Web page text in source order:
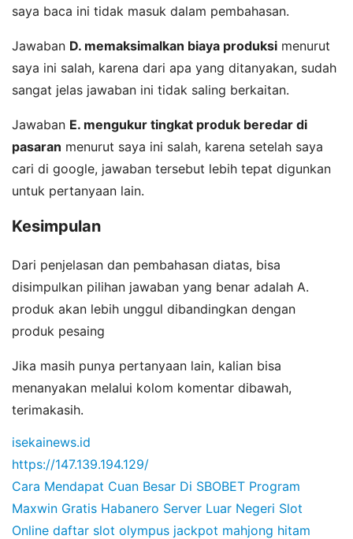
saya baca ini tidak masuk dalam pembahasan.
Jawaban D. memaksimalkan biaya produksi menurut
saya ini salah, karena dari apa yang ditanyakan, sudah
sangat jelas jawaban ini tidak saling berkaitan.
Jawaban E. mengukur tingkat produk beredar di
pasaran menurut saya ini salah, karena setelah saya
cari di google, jawaban tersebut lebih tepat digunkan
untuk pertanyaan lain.
Kesimpulan
Dari penjelasan dan pembahasan diatas, bisa
disimpulkan pilihan jawaban yang benar adalah A.
produk akan lebih unggul dibandingkan dengan
produk pesaing
Jika masih punya pertanyaan lain, kalian bisa
menanyakan melalui kolom komentar dibawah,
terimakasih.
isekainews.id
https://147.139.194.129/
Cara Mendapat Cuan Besar Di SBOBET Program
Maxwin Gratis Habanero Server Luar Negeri Slot
Online daftar slot olympus jackpot mahjong hitam